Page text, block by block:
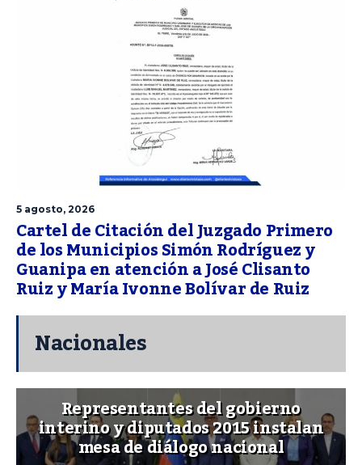
5 agosto, 2026
Cartel de Citación del Juzgado Primero
de los Municipios Simón Rodríguez y
Guanipa en atención a José Clisanto
Ruiz y María Ivonne Bolívar de Ruiz
Nacionales
Representantes del gobierno
interino y diputados 2015 instalan
mesa de diálogo nacional